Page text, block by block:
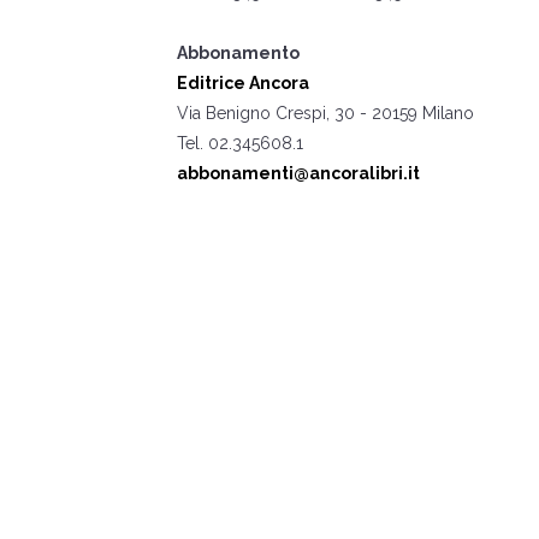
Abbonamento
Editrice Ancora
Via Benigno Crespi, 30 - 20159 Milano
Tel. 02.345608.1
abbonamenti@ancoralibri.it